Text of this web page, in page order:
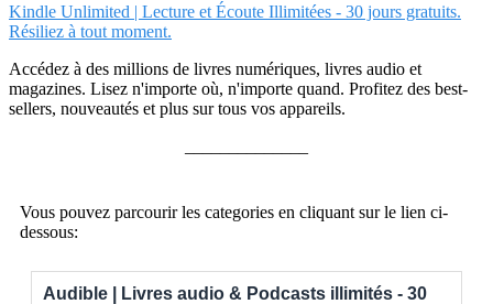
Kindle Unlimited | Lecture et Écoute Illimitées - 30 jours gratuits.
Résiliez à tout moment.
Accédez à des millions de livres numériques, livres audio et
magazines. Lisez n'importe où, n'importe quand. Profitez des best-
sellers, nouveautés et plus sur tous vos appareils.
Vous pouvez parcourir les categories en cliquant sur le lien ci-
dessous:
Audible | Livres audio & Podcasts illimités - 30